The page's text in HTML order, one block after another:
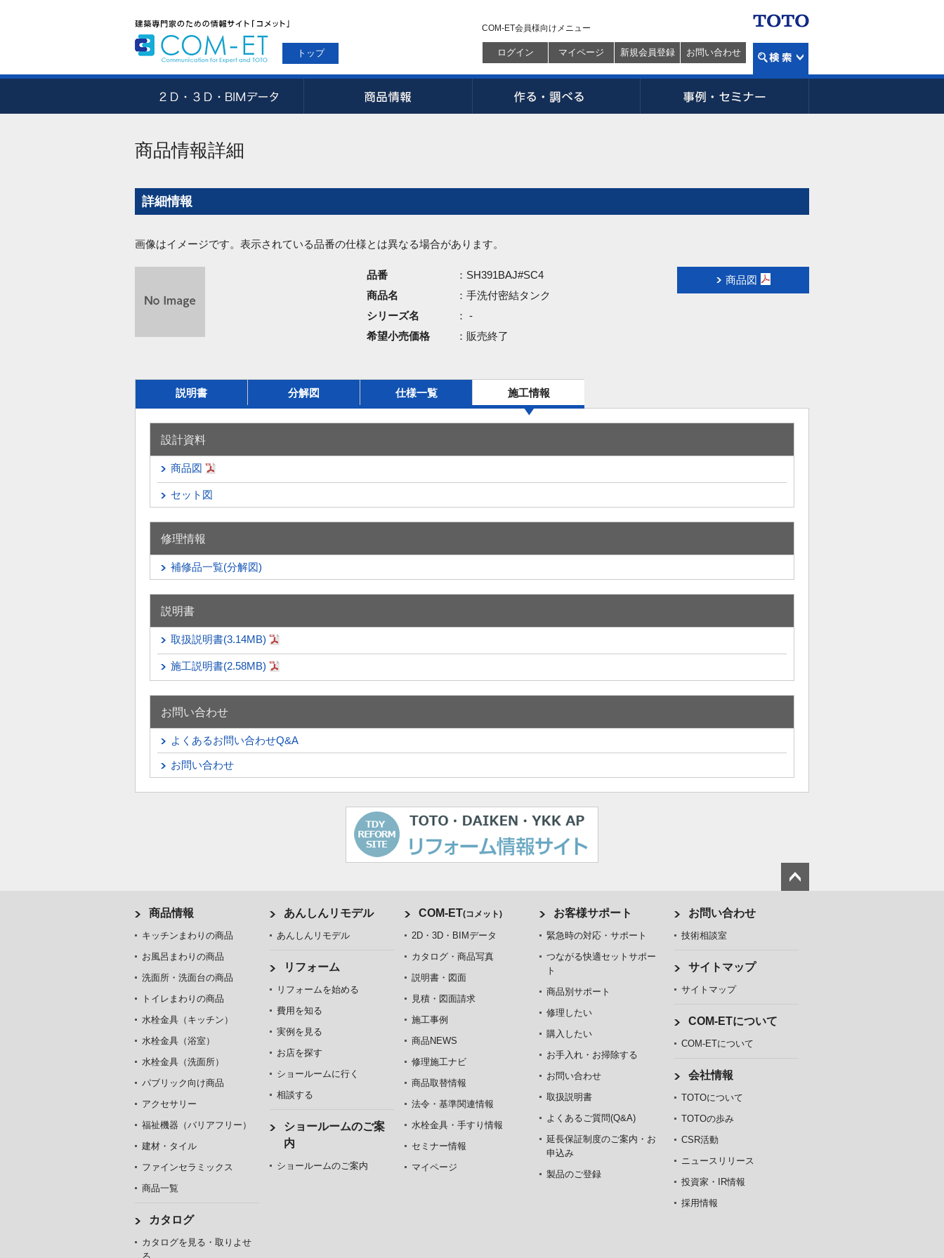
トップ
COM-ET会員様向けメニュー
ログイン マイページ 新規会員登録 お問い合わせ
商品情報詳細
詳細情報
画像はイメージです。表示されている品番の仕様とは異なる場合があります。
品番
：SH391BAJ#SC4
商品名
：手洗付密結タンク
シリーズ名
： -
希望小売価格
：販売終了
商品図
説明書 分解図 仕様一覧 施工情報
設計資料
商品図
セット図
修理情報
補修品一覧(分解図)
説明書
取扱説明書(3.14MB)
施工説明書(2.58MB)
お問い合わせ
よくあるお問い合わせQ&A
お問い合わせ
商品情報
キッチンまわりの商品
お風呂まわりの商品
洗面所・洗面台の商品
トイレまわりの商品
水栓金具（キッチン）
水栓金具（浴室）
水栓金具（洗面所）
パブリック向け商品
アクセサリー
福祉機器（バリアフリー）
建材・タイル
ファインセラミックス
商品一覧
カタログ
カタログを見る・取りよせ
あんしんリモデル
あんしんリモデル
リフォーム
リフォームを始める
費用を知る
実例を見る
お店を探す
ショールームに行く
相談する
ショールームのご案
内
ショールームのご案内
COM-ET(コメット)
2D・3D・BIMデータ
カタログ・商品写真
説明書・図面
見積・図面請求
施工事例
商品NEWS
修理施工ナビ
商品取替情報
法令・基準関連情報
水栓金具・手すり情報
セミナー情報
マイページ
お客様サポート
緊急時の対応・サポート
つながる快適セットサポー
ト
商品別サポート
修理したい
購入したい
お手入れ・お掃除する
お問い合わせ
取扱説明書
よくあるご質問(Q&A)
延長保証制度のご案内・お
申込み
製品のご登録
お問い合わせ
技術相談室
サイトマップ
サイトマップ
COM-ETについて
COM-ETについて
会社情報
TOTOについて
TOTOの歩み
CSR活動
ニュースリリース
投資家・IR情報
採用情報